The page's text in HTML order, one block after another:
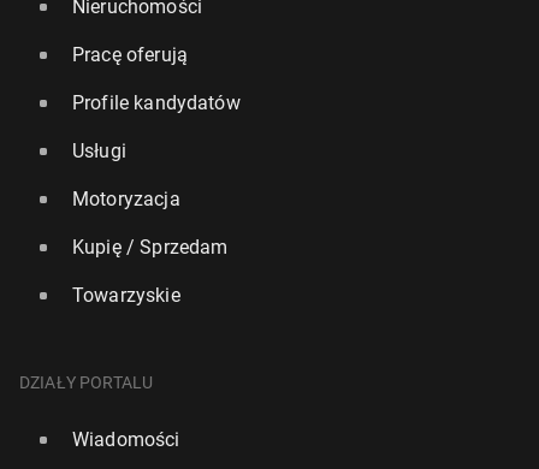
Nieruchomości
Pracę oferują
Profile kandydatów
Usługi
Motoryzacja
Kupię / Sprzedam
Towarzyskie
DZIAŁY PORTALU
Wiadomości